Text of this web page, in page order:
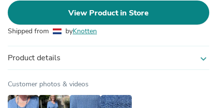
View Product in Store
Shipped from byKnotten
Product details expand_more
Customer photos & videos